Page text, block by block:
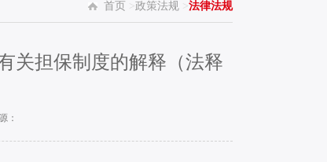
首页 >政策法规 >法律法规
关担保制度的解释（法释
：